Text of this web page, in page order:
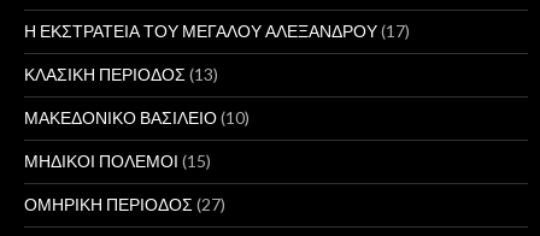
Η ΕΚΣΤΡΑΤΕΙΑ ΤΟΥ ΜΕΓΑΛΟΥ ΑΛΕΞΑΝΔΡΟΥ(17)
ΚΛΑΣΙΚΗ ΠΕΡΙΟΔΟΣ(13)
ΜΑΚΕΔΟΝΙΚΟ ΒΑΣΙΛΕΙΟ(10)
ΜΗΔΙΚΟΙ ΠΟΛΕΜΟΙ (15)
ΟΜΗΡΙΚΗ ΠΕΡΙΟΔΟΣ(27)